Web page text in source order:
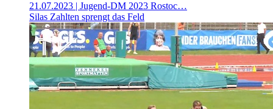
21.07.2023 | Jugend-DM 2023 Rostoc…
Silas Zahlten sprengt das Feld